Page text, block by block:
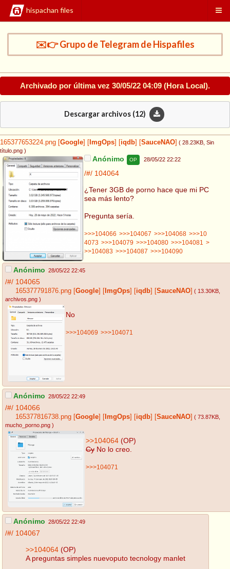
hispachan files
✉️👉 Grupo de Telegram de Hispafiles
Archivado por última vez 30/05/22 04:09 (Hora Local).
Descargar archivos (12)
165377653224.png Google ImgOps iqdb SauceNAO ( 28.23KB , Sin
título.png )
Anónimo OP 28/05/22 22:22
/#/ 104064
¿Tener 3GB de porno hace que mi PC
sea más lento?
Pregunta sería.
>>>104066 >>>104067 >>>104068 >>>10
4073 >>>104079 >>>104080 >>>104081
>
>>104083 >>>104087 >>>104090
Anónimo 28/05/22 22:45
/#/ 104065
165377791876.png [Google] [ ImgOps] [iqdb] [SauceNAO] ( 13.30KB
archivos.png )
No
>>>104069 >>>104071
Anónimo 28/05/22 22:49
/#/ 104066
165377816738.png [Google] [ ImgOps] [iqdb] [SauceNAO] ( 73.87KB
mucho_porno.png )
>>104064 (OP)
Cy No lo creo.
>>>104071
Anónimo 28/05/22 22:49
/#/ 104067
>>104064 (OP)
A preguntas simples nuevoputo tecnology manlet